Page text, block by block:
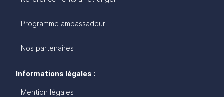
Programme ambassadeur
Nos partenaires
Informations légales :
Mention légales